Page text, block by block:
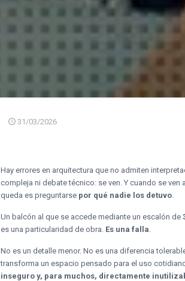
31/03/2026
Hay errores en arquitectura que no admiten
compleja ni debate técnico: se ven. Y cuando se ven
queda es preguntarse por qué nadie los detuvo.
Un balcón al que se accede mediante un escalón de
es una particularidad de obra. Es una falla.
No es un detalle menor. No es una diferencia
transforma un espacio pensado para el uso
inseguro y, para muchos, directamente